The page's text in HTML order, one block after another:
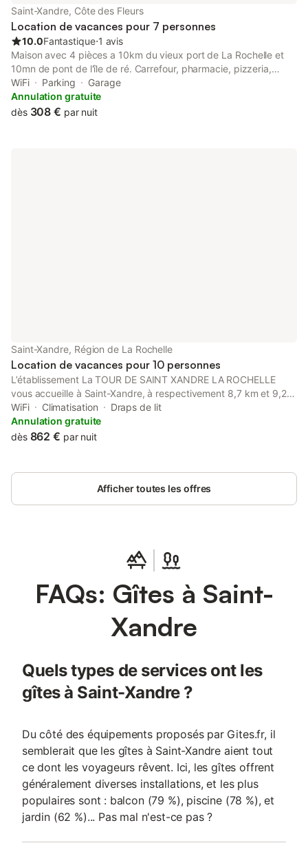
Saint-Xandre, Côte des Fleurs
Location de vacances pour 7 personnes
10.0Fantastique⋅1 avis
Maison avec 4 pièces a 10km du vieux port de La Rochelle et
10mn de pont de l'île de ré. Carrefour, pharmacie, pizzeria,
boulangerie... le tout dans un rayon de 600m maximum. 3
chambres avec dressings, un salon séjour avec cuisine équipée
et un îlot central. Un jardin de 200m2, fleuri et une terrasse de
WiFi Parking
Garage
Annulation gratuite
dès 308 € par nuit
Saint-Xandre, Région de La Rochelle
Location de vacances pour 10 personnes
L’établissement La TOUR DE SAINT XANDRE LA ROCHELLE
vous accueille à Saint-Xandre, à respectivement 8,7 km et 9,2
km de ces lieux d’intérêt : Gare de La Rochelle-Ville et Parc des
expositions de La Rochelle. Il comprend une connexion Wi-Fi
gratuite, la climatisation, un jardin et une terrasse. Vous
continental est servi sur place. Vous séjournerez à
respectivement 8,8 km, 10 km et 8,1 km de ces lieux d’intérêt
:Gare de la rochelle, L'Espace Encan et Musée de la
l'établissement sont calculées avec © OpenStreetMap.
WiFi Climatisation
Draps de lit
Annulation gratuite
dès 862 € par nuit
Afficher toutes les offres
FAQs: Gîtes à Saint-
Xandre
Quels types de services ont les
gîtes à Saint-Xandre ?
Du côté des équipements proposés par Gites.fr, il
semblerait que les gîtes à Saint-Xandre aient tout
ce dont les voyageurs rêvent. Ici, les gîtes offrent
généralement diverses installations, et les plus
populaires sont : balcon (79 %), piscine (78 %), et
jardin (62 %)... Pas mal n'est-ce pas ?